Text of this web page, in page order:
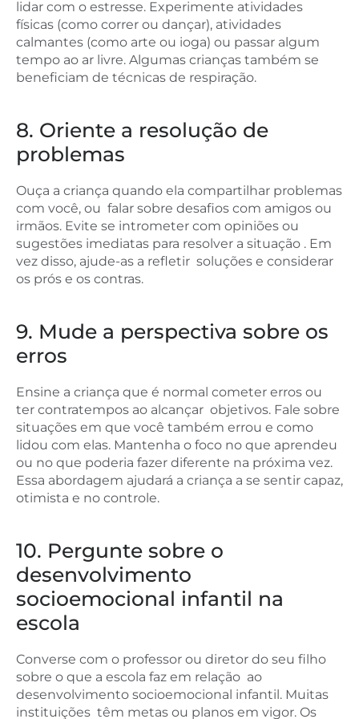
lidar com o estresse. Experimente atividades
físicas (como correr ou dançar), atividades
calmantes (como arte ou ioga) ou passar algum
tempo ao ar livre. Algumas crianças também se
beneficiam de técnicas de respiração.
8. Oriente a resolução de
problemas
Ouça a criança quando ela compartilhar problemas
com você, ou falar sobre desafios com amigos ou
irmãos. Evite se intrometer com opiniões ou
sugestões imediatas para resolver a situação . Em
vez disso, ajude-as a refletir soluções e considerar
os prós e os contras.
9. Mude a perspectiva sobre os
erros
Ensine a criança que é normal cometer erros ou
ter contratempos ao alcançar objetivos. Fale sobre
situações em que você também errou e como
lidou com elas. Mantenha o foco no que aprendeu
ou no que poderia fazer diferente na próxima vez.
Essa abordagem ajudará a criança a se sentir capaz,
otimista e no controle.
10. Pergunte sobre o
desenvolvimento
socioemocional infantil na
escola
Converse com o professor ou diretor do seu filho
sobre o que a escola faz em relação ao
desenvolvimento socioemocional infantil. Muitas
instituições têm metas ou planos em vigor. Os